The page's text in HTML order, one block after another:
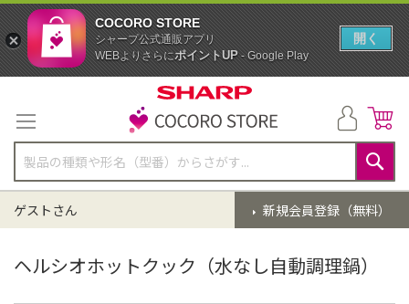
テ
ン
ツ
に
ス
キ
ッ
検
索
新規会員登録（無料）
ゲストさん
ヘルシオホットクック（水なし自動調理鍋）
COCORO STORE
シャープ公式通販アプリ
WEBよりさらにポイントUP- Google Play
開く